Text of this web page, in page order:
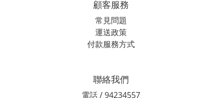
顧客服務
常見問題
運送政策
付款服務方式
聯絡我們
電話 / 94234557